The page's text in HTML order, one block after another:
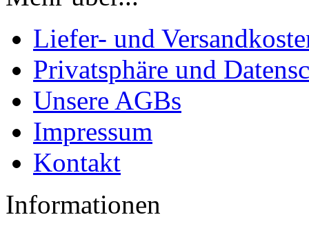
Liefer- und
Privatsphäre und
Unsere AGBs
Impressum
Kontakt
Informationen